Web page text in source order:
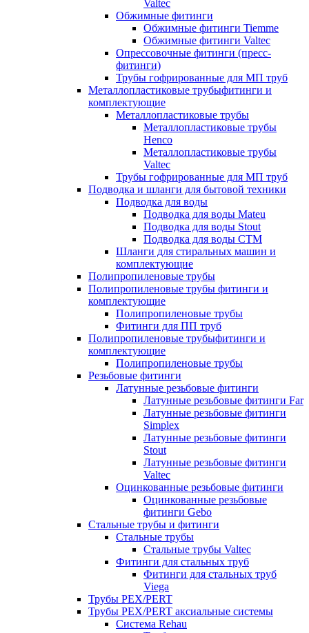
Valtec
Обжимные фитинги
Обжимные фитинги Tiemme
Обжимные фитинги Valtec
Опрессовочные фитинги (пресс-
фитинги)
Трубы гофрированные для МП труб
Металлопластиковые трубыфитинги и
комплектующие
Металлопластиковые трубы
Металлопластиковые трубы
Henco
Металлопластиковые трубы
Valtec
Трубы гофрированные для МП труб
Подводка и шланги для бытовой техники
Подводка для воды
Подводка для воды Mateu
Подводка для воды Stout
Подводка для воды СТМ
Шланги для стиральных машин и
комплектующие
Полипропиленовые трубы
Полипропиленовые трубы фитинги и
комплектующие
Полипропиленовые трубы
Фитинги для ПП труб
Полипропиленовые трубыфитинги и
комплектующие
Полипропиленовые трубы
Резьбовые фитинги
Латунные резьбовые фитинги
Латунные резьбовые фитинги Far
Латунные резьбовые фитинги
Simplex
Латунные резьбовые фитинги
Stout
Латунные резьбовые фитинги
Valtec
Оцинкованные резьбовые фитинги
Оцинкованные резьбовые
фитинги Gebo
Стальные трубы и фитинги
Стальные трубы
Стальные трубы Valtec
Фитинги для стальных труб
Фитинги для стальных труб
Viega
Трубы PEX/PERT
Трубы PEX/PERT аксиальные системы
Система Rehau